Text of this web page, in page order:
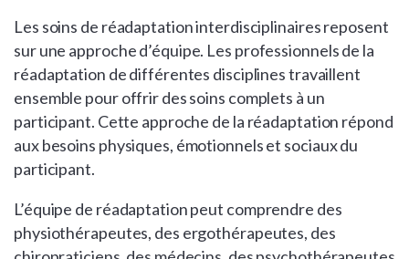
Les soins de réadaptation interdisciplinaires reposent
sur une approche d’équipe. Les professionnels de la
réadaptation de différentes disciplines travaillent
ensemble pour offrir des soins complets à un
participant. Cette approche de la réadaptation répond
aux besoins physiques, émotionnels et sociaux du
participant.
L’équipe de réadaptation peut comprendre des
physiothérapeutes, des ergothérapeutes, des